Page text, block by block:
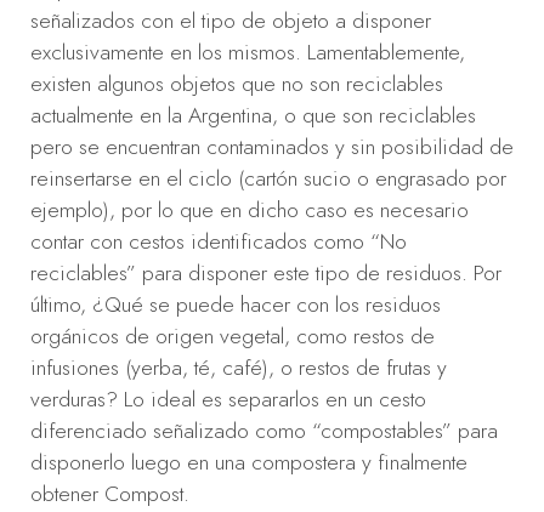
señalizados con el tipo de objeto a disponer
exclusivamente en los mismos. Lamentablemente,
existen algunos objetos que no son reciclables
actualmente en la Argentina, o que son reciclables
pero se encuentran contaminados y sin posibilidad de
reinsertarse en el ciclo (cartón sucio o engrasado por
ejemplo), por lo que en dicho caso es necesario
contar con cestos identificados como “No
reciclables” para disponer este tipo de residuos. Por
último, ¿Qué se puede hacer con los residuos
orgánicos de origen vegetal, como restos de
infusiones (yerba, té, café), o restos de frutas y
verduras? Lo ideal es separarlos en un cesto
diferenciado señalizado como “compostables” para
disponerlo luego en una compostera y finalmente
obtener Compost.